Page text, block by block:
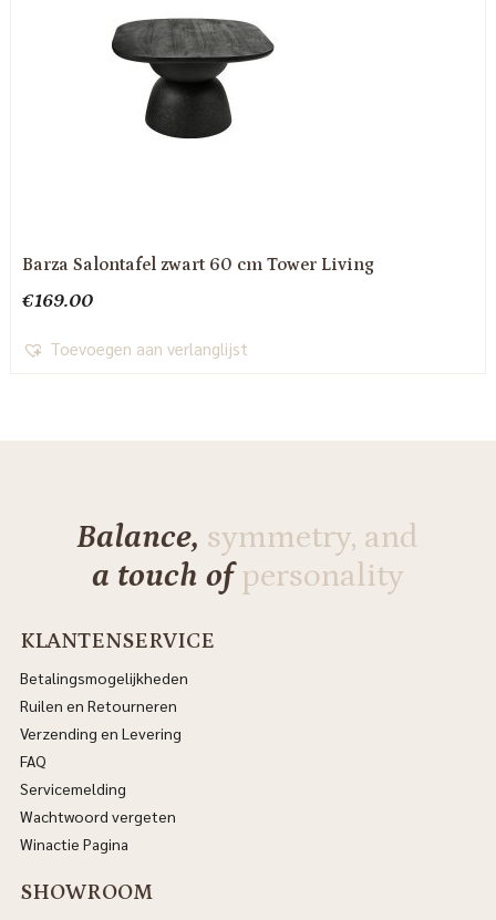
Barza Salontafel zwart 60 cm Tower Living
€169.00
Toevoegen aan verlanglijst
Balance, symmetry, and
a touch ofpersonality
KLANTENSERVICE
Betalingsmogelijkheden
Ruilen en Retourneren
Verzending en Levering
FAQ
Servicemelding
Wachtwoord vergeten
Winactie Pagina
SHOWROOM